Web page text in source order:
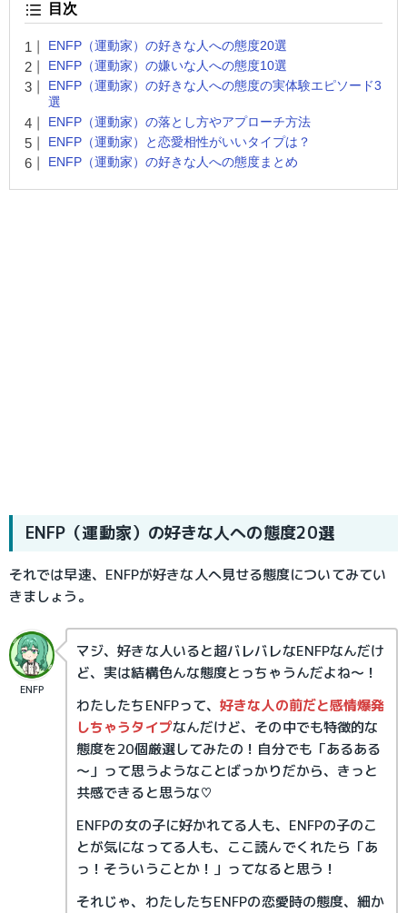
目次
ENFP（運動家）の好きな人への態度20選
ENFP（運動家）の嫌いな人への態度10選
ENFP（運動家）の好きな人への態度の実体験エピソード3
選
ENFP（運動家）の落とし方やアプローチ方法
ENFP（運動家）と恋愛相性がいいタイプは？
ENFP（運動家）の好きな人への態度まとめ
ENFP（運動家）の好きな人への態度20選
それでは早速、ENFPが好きな人へ見せる態度についてみてい
きましょう。
ENFP
マジ、好きな人いると超バレバレなENFPなんだけ
ど、実は結構色んな態度とっちゃうんだよね～！
わたしたちENFPって、好きな人の前だと感情爆発
しちゃうタイプなんだけど、その中でも特徴的な
態度を20個厳選してみたの！自分でも「あるある
～」って思うようなことばっかりだから、きっと
共感できると思うな♡
ENFPの女の子に好かれてる人も、ENFPの子のこ
とが気になってる人も、ここ読んでくれたら「あ
っ！そういうことか！」ってなると思う！
それじゃ、わたしたちENFPの恋愛時の態度、細か